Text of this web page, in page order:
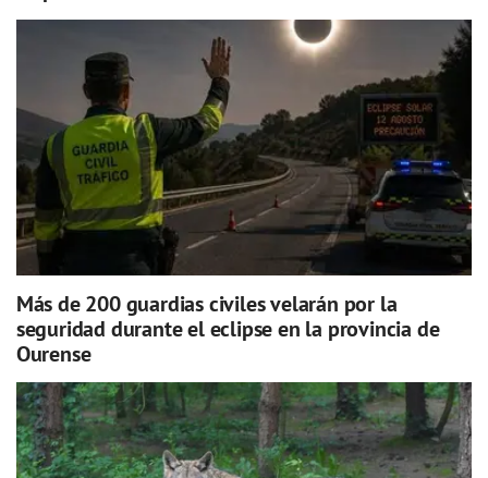
Más de 200 guardias civiles velarán por la
seguridad durante el eclipse en la provincia de
Ourense